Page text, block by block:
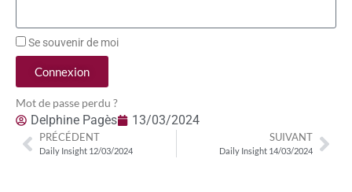
Se souvenir de moi
Connexion
Mot de passe perdu ?
Delphine Pagès 13/03/2024
PRÉCÉDENT
Daily Insight 12/03/2024
SUIVANT
Daily Insight 14/03/2024